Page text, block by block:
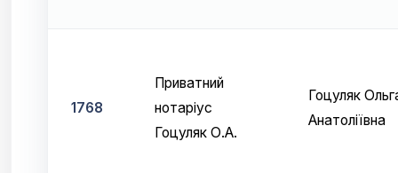
1768
Приватний
нотаріус
Гоцуляк О.А.
Гоцуляк
Анатоліївна